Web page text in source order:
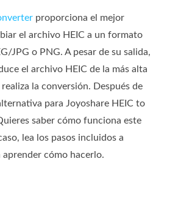
proporciona el mejor
el archivo HEIC a un formato
JPG o PNG. A pesar de su salida,
el archivo HEIC de la más alta
la conversión. Después de
para Joyoshare HEIC to
saber cómo funciona este
lea los pasos incluidos a
cómo hacerlo.